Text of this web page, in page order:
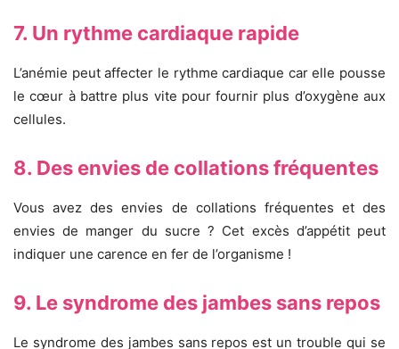
7. Un rythme cardiaque rapide
L’anémie peut affecter le rythme cardiaque car elle pousse
le cœur à battre plus vite pour fournir plus d’oxygène aux
cellules.
8. Des envies de collations fréquentes
Vous avez des envies de collations fréquentes et des
envies de manger du sucre ? Cet excès d’appétit peut
indiquer une carence en fer de l’organisme !
9. Le syndrome des jambes sans repos
Le syndrome des jambes sans repos est un trouble qui se